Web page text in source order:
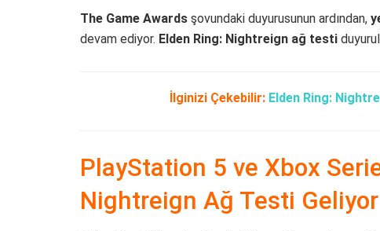
The Game Awards şovundaki duyurusunun ardından,
devam ediyor. Elden Ring: Nightreign ağ testi
İlginizi Çekebilir: Elden Ring:
PlayStation 5 ve Xbox
Nightreign Ağ Testi Geliyor